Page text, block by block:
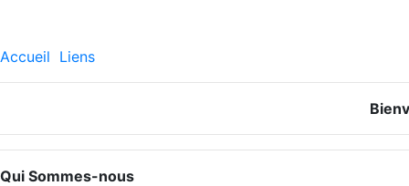
Accueil Liens
Qui Sommes-nous